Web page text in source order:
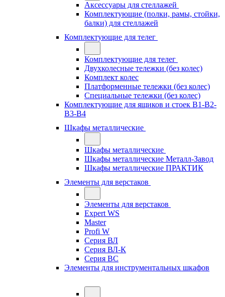
Аксессуары для стеллажей
Комплектующие (полки, рамы, стойки,
балки) для стеллажей
Комплектующие для телег
Комплектующие для телег
Двухколесные тележки (без колес)
Комплект колес
Платформенные тележки (без колес)
Специальные тележки (без колес)
Комплектующие для ящиков и стоек В1-В2-
В3-В4
Шкафы металлические
Шкафы металлические
Шкафы металлические Металл-Завод
Шкафы металлические ПРАКТИК
Элементы для верстаков
Элементы для верстаков
Expert WS
Master
Profi W
Серия ВЛ
Серия ВЛ-К
Серия ВС
Элементы для инструментальных шкафов